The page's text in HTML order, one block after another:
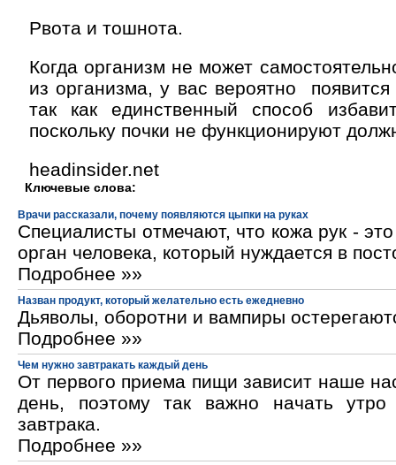
Рвота и тошнота.
Когда организм не может
из организма, у вас вероятно
так как единственный способ
поскольку почки не функционируют
headinsider.net
Ключевые слова:
Врачи рассказали, почему появляются цыпки на руках
Специалисты отмечают, что кожа рук -
орган человека, который нуждается в
Подробнее »»
Назван продукт, который желательно есть ежедневно
Дьяволы, оборотни и вампиры
Подробнее »»
Чем нужно завтракать каждый день
От первого приема пищи зависит наше
день, поэтому так важно начать утро
завтрака.
Подробнее »»